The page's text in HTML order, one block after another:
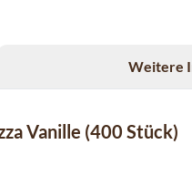
Weitere
Vanille (400 Stück)